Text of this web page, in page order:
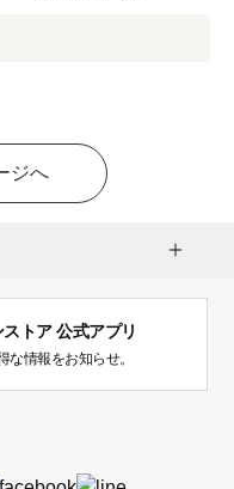
ジへ
トア 公式アプリ
な情報をお知らせ。